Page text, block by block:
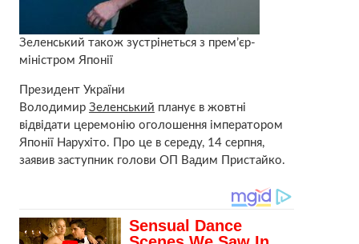
Зеленський також зустрінеться з прем’єр-
міністром Японії
Президент України
Володимир Зеленський планує в жовтні
відвідати церемонію оголошення імператором
Японії Нарухіто. Про це в середу, 14 серпня,
заявив заступник голови ОП Вадим Пристайко.